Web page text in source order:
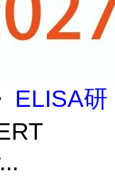
ELISA研